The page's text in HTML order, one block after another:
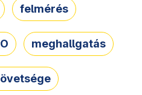
felmérés
meghallgatás